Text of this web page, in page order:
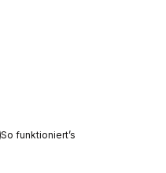
So funktioniert’s